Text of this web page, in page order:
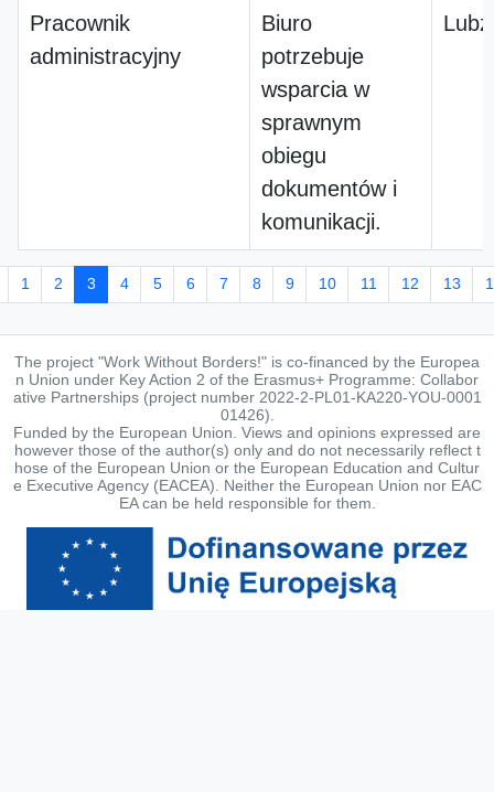
Pracownik
administracyjny
Biuro
potrzebuje
wsparcia w
sprawnym
obiegu
dokumentów i
komunikacji.
1 2 3 4 5 6 7 8 9 10 11 12 13
The project "Work Without Borders!" is co-financed by the Europea
n Union under Key Action 2 of the Erasmus+ Programme: Collabor
ative Partnerships (project number 2022-2-PL01-KA220-YOU-0001
01426).
Funded by the European Union. Views and opinions expressed are
however those of the author(s) only and do not necessarily reflect t
hose of the European Union or the European Education and Cultur
e Executive Agency (EACEA). Neither the European Union nor EAC